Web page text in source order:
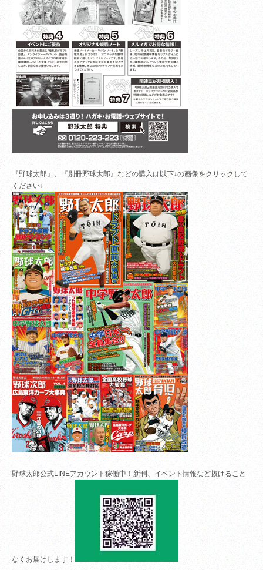
『野球太郎』、『別冊野球太郎』などの購入は以下↓の画像をクリックして
ください↓
野球太郎公式LINEアカウント稼働中！新刊、イベント情報など抜けること
なくお届けします！